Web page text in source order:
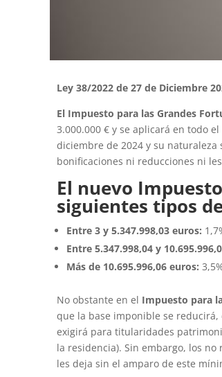
Ley 38/2022 de 27 de Diciembre
El Impuesto para las Grandes
3.000.000 € y se aplicará en todo
diciembre de 2024 y su
bonificaciones ni reducciones ni
El nuevo
siguientes tipos
Entre 3 y 5.347.998,03 euros:
Entre 5.347.998,04 y
Más de 10.695.996,06 euros:
No obstante en el Impuesto para
que la base imponible se reducirá,
exigirá para titularidades
la residencia). Sin embargo, los
les deja sin el amparo de este